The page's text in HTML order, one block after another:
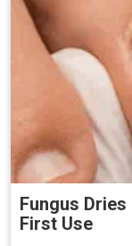
Fungus
First Use